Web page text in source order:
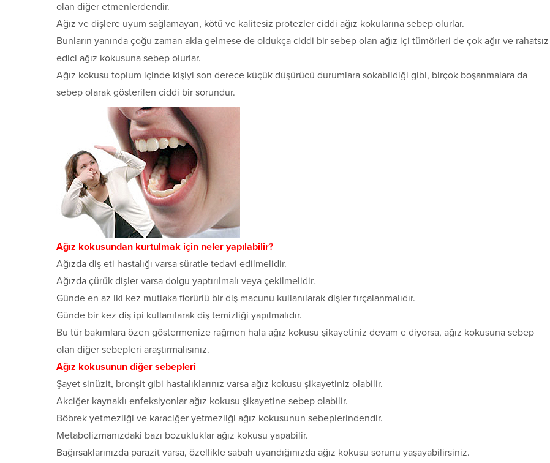
olan diğer etmenlerdendir.
Ağız ve dişlere uyum sağlamayan, kötü ve kalitesiz protezler ciddi ağız kokularına sebep olurlar.
Bunların yanında çoğu zaman akla gelmese de oldukça ciddi bir sebep olan ağız içi tümörleri de çok ağır ve rahatsız
edici ağız kokusuna sebep olurlar.
Ağız kokusu toplum içinde kişiyi son derece küçük düşürücü durumlara sokabildiği gibi, birçok boşanmalara da
sebep olarak gösterilen ciddi bir sorundur.
Ağız kokusundan kurtulmak için neler yapılabilir?
Ağızda diş eti hastalığı varsa süratle tedavi edilmelidir.
Ağızda çürük dişler varsa dolgu yaptırılmalı veya çekilmelidir.
Günde en az iki kez mutlaka florürlü bir diş macunu kullanılarak dişler fırçalanmalıdır.
Günde bir kez diş ipi kullanılarak diş temizliği yapılmalıdır.
Bu tür bakımlara özen göstermenize rağmen hala ağız kokusu şikayetiniz devam e diyorsa, ağız kokusuna sebep
olan diğer sebepleri araştırmalısınız.
Ağız kokusunun diğer sebepleri
Şayet sinüzit, bronşit gibi hastalıklarınız varsa ağız kokusu şikayetiniz olabilir.
Akciğer kaynaklı enfeksiyonlar ağız kokusu şikayetine sebep olabilir.
Böbrek yetmezliği ve karaciğer yetmezliği ağız kokusunun sebeplerindendir.
Metabolizmanızdaki bazı bozukluklar ağız kokusu yapabilir.
Bağırsaklarınızda parazit varsa, özellikle sabah uyandığınızda ağız kokusu sorunu yaşayabilirsiniz.